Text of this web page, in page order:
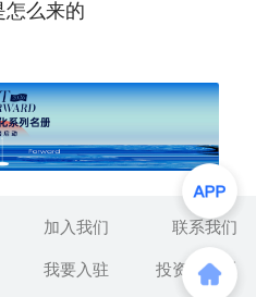
么来的
加入我们
联系我们
我要入驻 投资者关系